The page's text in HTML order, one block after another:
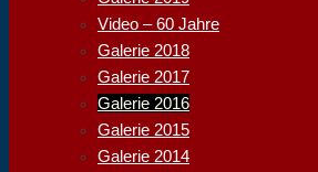
Video – 60 Jahre
Galerie 2018
Galerie 2017
Galerie 2016
Galerie 2015
Galerie 2014